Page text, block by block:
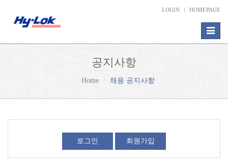
LOGIN HOMEPAGE
Toggle
공지사항
Home 채용 공지사항
로그인 회원가입